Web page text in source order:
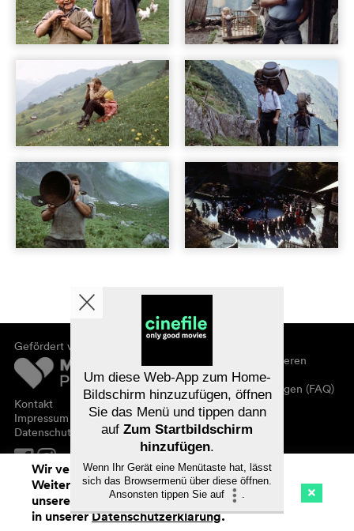
Kino Streaming Watchlist (
Gefördert von
Kontakt
Impressum
Datenschutz
Registrieren/abonnieren
Newsletter
Häufig gestellte Fragen (FAQ)
Gutscheine
Wir verwenden Cookies. Mit dem
Weitersurfen auf cinefile.ch stimmen Sie
unserer Cookie-Nutzung zu. Mehr Infos
in unsererDatenschutzerklärung.
Um diese Web-App zum Home-
Bildschirm hinzuzufügen, öffnen
Sie das Menü und tippen dann
auf Zum Startbildschirm
hinzufügen.
Wenn Ihr Gerät eine Menütaste hat, lässt
sich das Browsermenü über diese öffnen.
Ansonsten tippen Sie auf
.